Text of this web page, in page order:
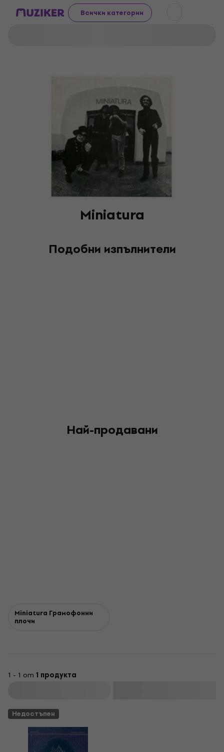
Всички категории
Miniatura
Подобни изпълнители
Най-продавани
Miniatura Грамофонни
плочи
1 - 1 от 1 продукта
Недостъпен